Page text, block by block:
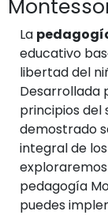
La
educativo
libertad del
Desarrollada
principios del
demostrado
integral de
pedagogía
puedes